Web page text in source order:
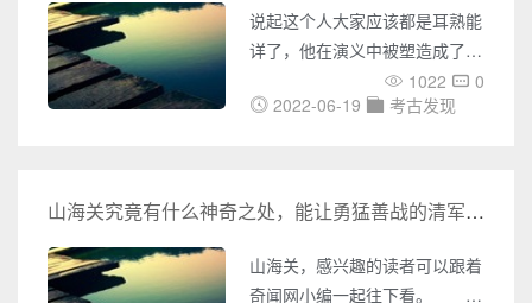
时，奇闻网还收集了大量未解之
谜的
有两集。里面用插画详细的描述
一个迷幻的世界。里面的语言是
用Serafini自创的密语徒手写
作，完全无法被破解。这本全球
说起这个人大家应该都是耳熟能
详了，他在演义中被塑造成了一
个上知天文下知地理的人物。大
家对他的崇拜之情也是溢于言
亮的真的存在吗?真实的八阵图
又是什么样子的呢?下面小编就
给大家好好讲一讲! 诸葛亮
道号卧龙，这个绰号真不是白叫
1022
0
2022-06-19
考古发现
山海关究竟有什么神奇之处，能让勇猛善战的清军避之唯恐不及?
山海关，感兴趣的读者可以跟着
奇闻网小编一起往下看。 公